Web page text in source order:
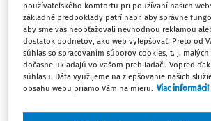
Celý odborný obsah z tejto
dostupný predplatiteľom
používateľského komfortu pri používaní našich
základné predpoklady patrí napr. aby správne
aby sme vás neobťažovali nevhodnou reklamou
dostatok podnetov, ako web vylepšovať. Preto od
súhlas so spracovaním súborov cookies, t. j.
dočasne ukladajú vo vašom prehliadači. Vopred
súhlasu. Dáta využijeme na zlepšovanie našich
obsahu webu priamo Vám na mieru. Viac informácií